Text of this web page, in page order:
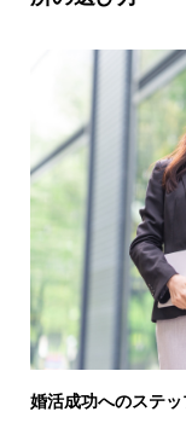
婚活成功へのステ